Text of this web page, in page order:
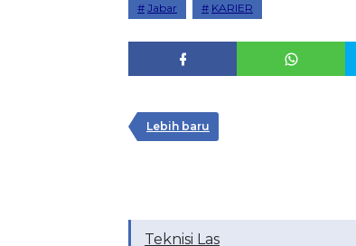
Jabar KARIER
Lebih baru
Teknisi Las